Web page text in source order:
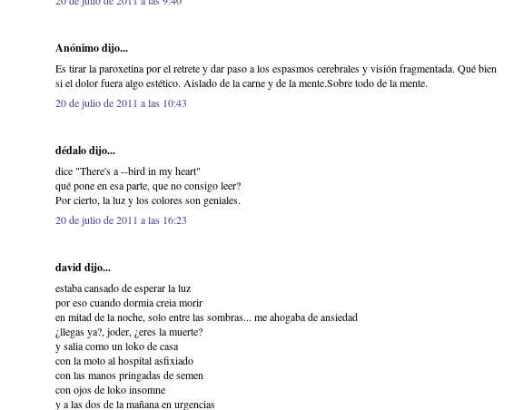
Anónimo dijo...
Es tirar la paroxetina por el retrete y dar paso a los espasmos cerebrales y visión fragmentada. Qué bien
si el dolor fuera algo estético. Aislado de la carne y de la mente.Sobre todo de la mente.
20 de julio de 2011 a las 10:43
dédalo dijo...
dice "There's a --bird in my heart"
qué pone en esa parte, que no consigo leer?
Por cierto, la luz y los colores son geniales.
20 de julio de 2011 a las 16:23
david dijo...
estaba cansado de esperar la luz
por eso cuando dormia creia morir
en mitad de la noche, solo entre las sombras... me ahogaba de ansiedad
¿llegas ya?, joder, ¿eres la muerte?
y salia como un loko de casa
con la moto al hospital asfixiado
con las manos pringadas de semen
con ojos de loko insomne
y a las dos de la mañana en urgencias